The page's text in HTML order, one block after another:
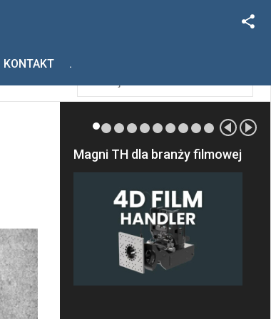
KONTAKT .
Magni TH dla branży filmowej